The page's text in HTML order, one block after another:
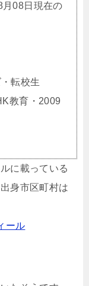
08日現在の
転校生
教育・2009
に載っている
身市区町村は
ール